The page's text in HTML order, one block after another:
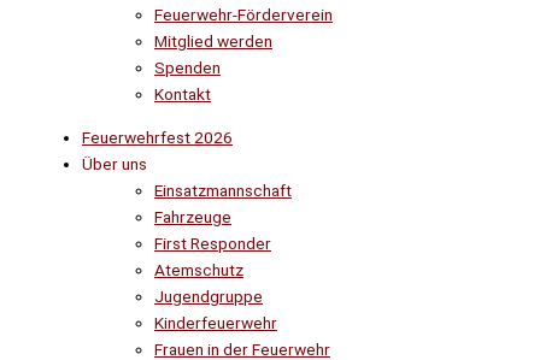
Feuerwehr-Förderverein
Mitglied werden
Spenden
Kontakt
Feuerwehrfest 2026
Über uns
Einsatzmannschaft
Fahrzeuge
First Responder
Atemschutz
Jugendgruppe
Kinderfeuerwehr
Frauen in der Feuerwehr